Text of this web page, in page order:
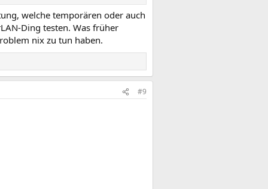
welche temporären oder auch
Ding testen. Was früher
nix zu tun haben.
#9